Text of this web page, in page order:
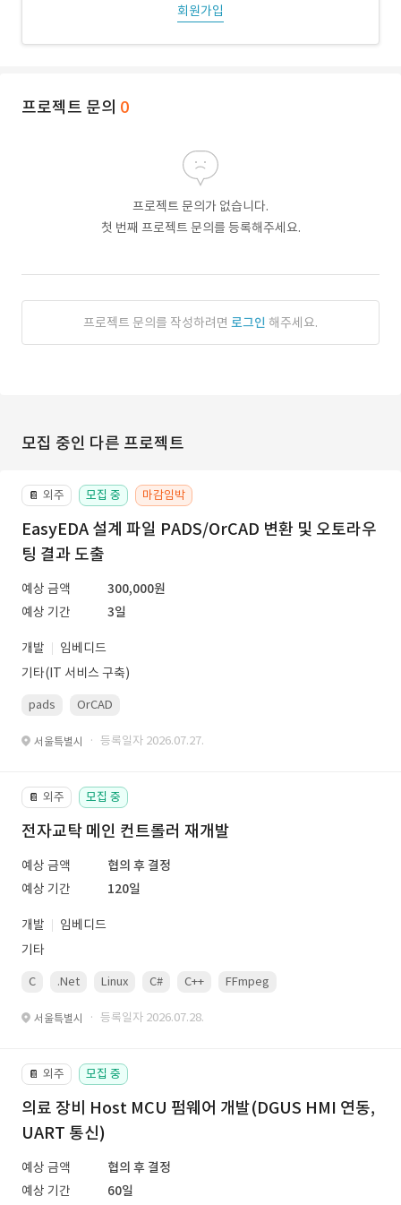
회원가입
프로젝트 문의 0
프로젝트 문의가 없습니다.
첫 번째 프로젝트 문의를 등록해주세요.
프로젝트 문의를 작성하려면 로그인 해주세요.
모집 중인 다른 프로젝트
📔 외주 모집 중 마감임박
EasyEDA 설계 파일 PADS/OrCAD 변환 및 오토라우
팅 결과 도출
예상 금액
300,000원
예상 기간
3일
개발
임베디드
기타(IT 서비스 구축)
pads OrCAD
서울특별시 · 등록일자 2026.07.27.
📔 외주 모집 중
전자교탁 메인 컨트롤러 재개발
예상 금액
협의 후 결정
예상 기간
120일
개발
임베디드
기타
C .Net Linux C# C++ FFmpeg
서울특별시 · 등록일자 2026.07.28.
📔 외주 모집 중
의료 장비 Host MCU 펌웨어 개발(DGUS HMI 연동,
UART 통신)
예상 금액
협의 후 결정
예상 기간
60일